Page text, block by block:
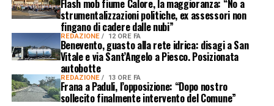
Flash mob fiume Calore, la maggioranza: “No a
strumentalizzazioni politiche, ex assessori non
fingano di cadere dalle nubi”
REDAZIONE 12 ORE FA
Benevento, guasto alla rete idrica: disagi a San
Vitale e via Sant’Angelo a Piesco. Posizionata
autobotte
REDAZIONE 13 ORE FA
Frana a Paduli, l’opposizione: “Dopo nostro
sollecito finalmente intervento del Comune”